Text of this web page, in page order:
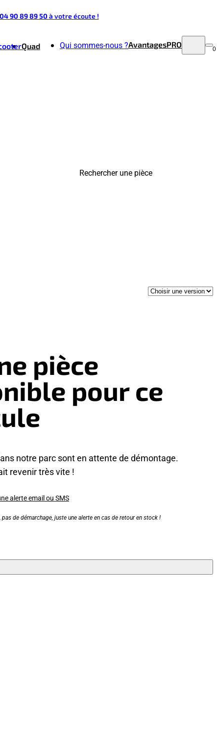
90 89 89 50à votre écoute !
Quad Qui sommes-nous ?AvantagesPRO 0
Rechercher une pièce
pièce
pour ce
notre parc sont en attente de démontage.
revenir très vite !
alerte email ou SMS
de démarchage, juste une alerte en cas de retour en stock !